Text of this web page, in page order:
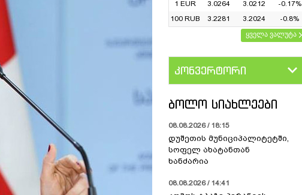
1 EUR
3.0264 3.0212
-0.17%
100 RUB
3.2281 3.2024
-0.8%
ყველა ვალუტა
კონვერტორი
ᲑᲝᲚᲝ ᲡᲘᲐᲮᲚᲔᲔᲑᲘ
08.08.2026 / 18:15
დუშეთის მუნიციპალიტეტში,
სოფელ ახატანთან
ხანძარია
08.08.2026 / 14:41